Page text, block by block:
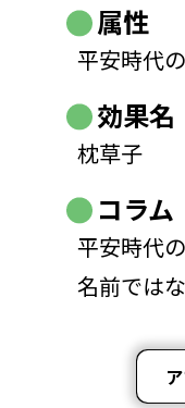
属性
平安時代
効果名
枕草子
コラム
平安時代
名前では